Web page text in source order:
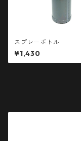
スプレーボトル
¥1,430